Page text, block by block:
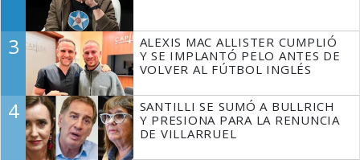
3
ALEXIS MAC ALLISTER CUMPLIÓ
Y SE IMPLANTÓ PELO ANTES DE
VOLVER AL FÚTBOL INGLÉS
4
SANTILLI SE SUMÓ A BULLRICH
Y PRESIONA PARA LA RENUNCIA
DE VILLARRUEL